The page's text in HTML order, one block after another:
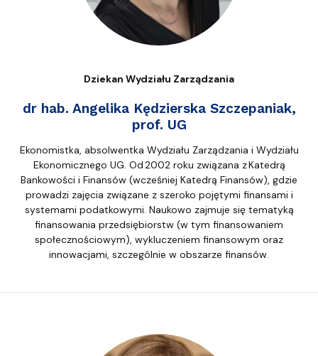
Dziekan Wydziału Zarządzania
dr hab. Angelika Kędzierska Szczepaniak,
prof. UG
Ekonomistka, absolwentka Wydziału Zarządzania i Wydziału
Ekonomicznego UG. Od2002 roku związana zKatedrą
Bankowości i Finansów (wcześniej Katedrą Finansów), gdzie
prowadzi zajęcia związane z szeroko pojętymi finansami i
systemami podatkowymi. Naukowo zajmuje się tematyką
finansowania przedsiębiorstw (w tym finansowaniem
społecznościowym), wykluczeniem finansowym oraz
innowacjami, szczególnie w obszarze finansów.